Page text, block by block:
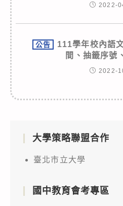
2022-
公告
111學年校內語
間、抽籤序號
2022-
大學策略聯盟合作
臺北市立大學
國中教育會考專區